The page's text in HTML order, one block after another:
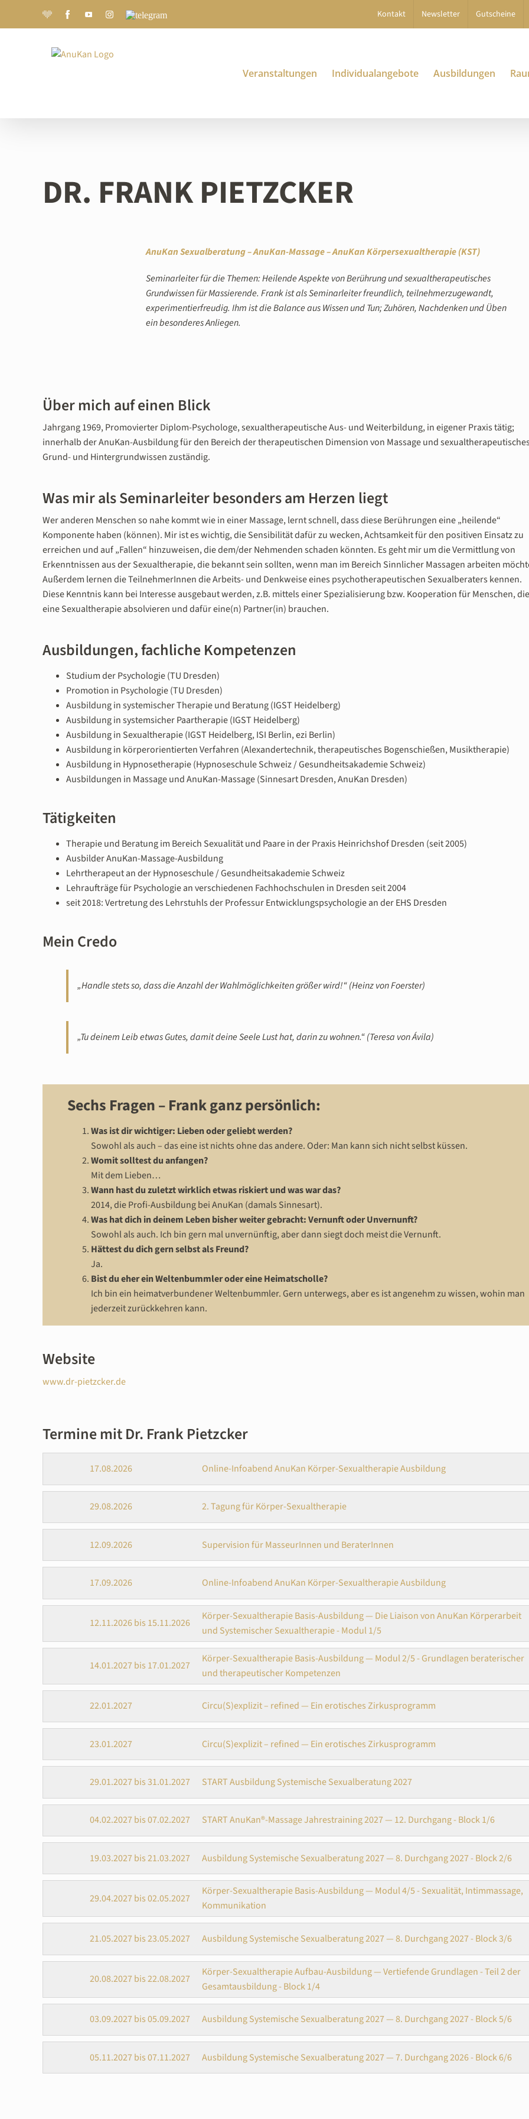
JoyclubFacebook.com
YouTubeInstagramTelegram Kontakt Newsletter Gutscheine
Veranstaltungen Individualangebote Ausbildungen
DR. FRANK PIETZCKER
AnuKan Sexualberatung – AnuKan-Massage – AnuKan Körpersexualtherapie (KST)
Seminarleiter für die Themen: Heilende Aspekte von Berührung und sexualtherapeutisches
Grundwissen für Massierende. Frank ist als Seminarleiter freundlich, teilnehmerzugewandt,
experimentierfreudig. Ihm ist die Balance aus Wissen und Tun; Zuhören, Nachdenken und Üben
ein besonderes Anliegen.
Über mich auf einen Blick
Jahrgang 1969, Promovierter Diplom-Psychologe, sexualtherapeutische Aus- und Weiterbildung, in eigener Praxis tätig;
innerhalb der AnuKan-Ausbildung für den Bereich der therapeutischen Dimension von Massage und
Grund- und Hintergrundwissen zuständig.
Was mir als Seminarleiter besonders am Herzen liegt
Wer anderen Menschen so nahe kommt wie in einer Massage, lernt schnell, dass diese Berührungen eine „heilende“
Komponente haben (können). Mir ist es wichtig, die Sensibilität dafür zu wecken, Achtsamkeit für den positiven Einsatz zu
erreichen und auf „Fallen“ hinzuweisen, die dem/der Nehmenden schaden könnten. Es geht mir um die Vermittlung von
Erkenntnissen aus der Sexualtherapie, die bekannt sein sollten, wenn man im Bereich Sinnlicher Massagen arbeiten
Außerdem lernen die TeilnehmerInnen die Arbeits- und Denkweise eines psychotherapeutischen Sexualberaters kennen.
Diese Kenntnis kann bei Interesse ausgebaut werden, z.B. mittels einer Spezialisierung bzw. Kooperation für Menschen, die
eine Sexualtherapie absolvieren und dafür eine(n) Partner(in) brauchen.
Ausbildungen, fachliche Kompetenzen
Studium der Psychologie (TU Dresden)
Promotion in Psychologie (TU Dresden)
Ausbildung in systemischer Therapie und Beratung (IGST Heidelberg)
Ausbildung in systemsicher Paartherapie (IGST Heidelberg)
Ausbildung in Sexualtherapie (IGST Heidelberg, ISI Berlin, ezi Berlin)
Ausbildung in körperorientierten Verfahren (Alexandertechnik, therapeutisches Bogenschießen, Musiktherapie)
Ausbildung in Hypnosetherapie (Hypnoseschule Schweiz / Gesundheitsakademie Schweiz)
Ausbildungen in Massage und AnuKan-Massage (Sinnesart Dresden, AnuKan Dresden)
Tätigkeiten
Therapie und Beratung im Bereich Sexualität und Paare in der Praxis Heinrichshof Dresden (seit 2005)
Ausbilder AnuKan-Massage-Ausbildung
Lehrtherapeut an der Hypnoseschule / Gesundheitsakademie Schweiz
Lehraufträge für Psychologie an verschiedenen Fachhochschulen in Dresden seit 2004
seit 2018: Vertretung des Lehrstuhls der Professur Entwicklungspsychologie an der EHS Dresden
Mein Credo
„Handle stets so, dass die Anzahl der Wahlmöglichkeiten größer wird!“ (Heinz von Foerster)
„Tu deinem Leib etwas Gutes, damit deine Seele Lust hat, darin zu wohnen.“ (Teresa von Ávila)
Sechs Fragen – Frank ganz persönlich:
Was ist dir wichtiger: Lieben oder geliebt werden?
Sowohl als auch – das eine ist nichts ohne das andere. Oder: Man kann sich nicht selbst küssen.
Womit solltest du anfangen?
Mit dem Lieben…
Wann hast du zuletzt wirklich etwas riskiert und was war das?
2014, die Profi-Ausbildung bei AnuKan (damals Sinnesart).
Was hat dich in deinem Leben bisher weiter gebracht: Vernunft oder Unvernunft?
Sowohl als auch. Ich bin gern mal unvernünftig, aber dann siegt doch meist die Vernunft.
Hättest du dich gern selbst als Freund?
Ja.
Bist du eher ein Weltenbummler oder eine Heimatscholle?
Ich bin ein heimatverbundener Weltenbummler. Gern unterwegs, aber es ist angenehm zu wissen, wohin man
jederzeit zurückkehren kann.
Website
www.dr-pietzcker.de
Termine mit Dr. Frank Pietzcker
17.08.2026 Online-Infoabend AnuKan Körper-Sexualtherapie Ausbildung
29.08.2026 2. Tagung für Körper-Sexualtherapie
12.09.2026 Supervision für MasseurInnen und BeraterInnen
17.09.2026 Online-Infoabend AnuKan Körper-Sexualtherapie Ausbildung
12.11.2026 bis 15.11.2026
Körper-Sexualtherapie Basis-Ausbildung — Die Liaison von AnuKan Körperarbeit
und Systemischer Sexualtherapie - Modul 1/5
14.01.2027 bis 17.01.2027
Körper-Sexualtherapie Basis-Ausbildung — Modul 2/5 - Grundlagen beraterischer
und therapeutischer Kompetenzen
22.01.2027 Circu(S)explizit – refined — Ein erotisches Zirkusprogramm
23.01.2027 Circu(S)explizit – refined — Ein erotisches Zirkusprogramm
29.01.2027 bis 31.01.2027 START Ausbildung Systemische Sexualberatung 2027
04.02.2027 bis 07.02.2027 START AnuKan®-Massage Jahrestraining 2027 — 12. Durchgang - Block 1/6
19.03.2027 bis 21.03.2027 Ausbildung Systemische Sexualberatung 2027 — 8. Durchgang 2027 - Block 2/6
29.04.2027 bis 02.05.2027
Körper-Sexualtherapie Basis-Ausbildung — Modul 4/5 - Sexualität, Intimmassage,
Kommunikation
21.05.2027 bis 23.05.2027 Ausbildung Systemische Sexualberatung 2027 — 8. Durchgang 2027 - Block 3/6
20.08.2027 bis 22.08.2027
Körper-Sexualtherapie Aufbau-Ausbildung — Vertiefende Grundlagen - Teil 2 der
Gesamtausbildung - Block 1/4
03.09.2027 bis 05.09.2027 Ausbildung Systemische Sexualberatung 2027 — 8. Durchgang 2027 - Block 5/6
05.11.2027 bis 07.11.2027 Ausbildung Systemische Sexualberatung 2027 — 7. Durchgang 2026 - Block 6/6